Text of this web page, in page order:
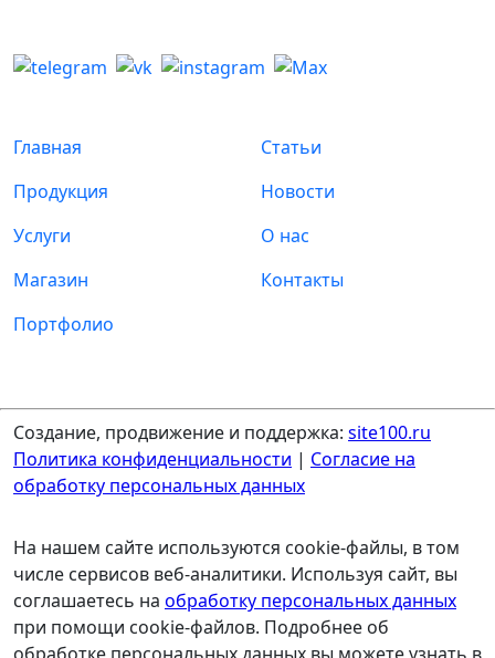
Главная
Продукция
Услуги
Магазин
Портфолио
Статьи
Новости
О нас
Контакты
Создание, продвижение и поддержка: site100.ru
Политика конфиденциальности | Согласие на
обработку персональных данных
На нашем сайте используются cookie-файлы, в том
числе сервисов веб-аналитики. Используя сайт, вы
соглашаетесь на обработку персональных данных
при помощи cookie-файлов. Подробнее об